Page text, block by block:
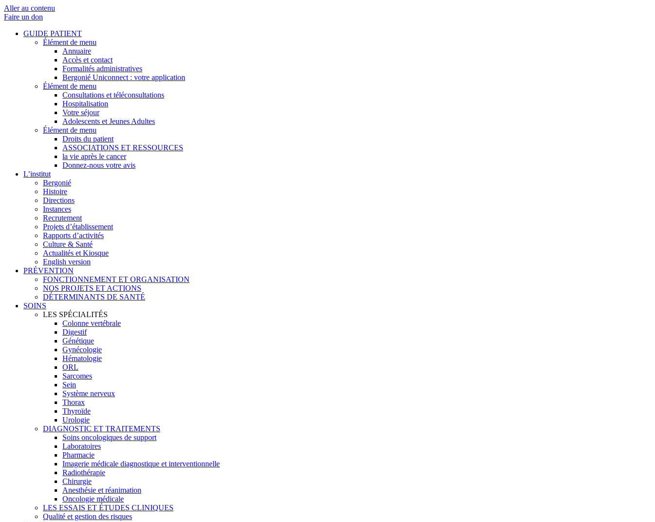
Aller au contenu
Faire un don
GUIDE PATIENT
Élément de menu
Annuaire
Accès et contact
Formalités administratives
Bergonié Uniconnect : votre application
Élément de menu
Consultations et téléconsultations
Hospitalisation
Votre séjour
Adolescents et Jeunes Adultes
Élément de menu
Droits du patient
ASSOCIATIONS ET RESSOURCES
la vie après le cancer
Donnez-nous votre avis
L’institut
Bergonié
Histoire
Directions
Instances
Recrutement
Projets d’établissement
Rapports d’activités
Culture & Santé
Actualités et Kiosque
English version
PRÉVENTION
FONCTIONNEMENT ET ORGANISATION
NOS PROJETS ET ACTIONS
DÉTERMINANTS DE SANTÉ
SOINS
LES SPÉCIALITÉS
Colonne vertébrale
Digestif
Génétique
Gynécologie
Hématologie
ORL
Sarcomes
Sein
Système nerveux
Thorax
Thyroïde
Urologie
DIAGNOSTIC ET TRAITEMENTS
Soins oncologiques de support
Laboratoires
Pharmacie
Imagerie médicale diagnostique et interventionnelle
Radiothérapie
Chirurgie
Anesthésie et réanimation
Oncologie médicale
LES ESSAIS ET ÉTUDES CLINIQUES
Qualité et gestion des risques